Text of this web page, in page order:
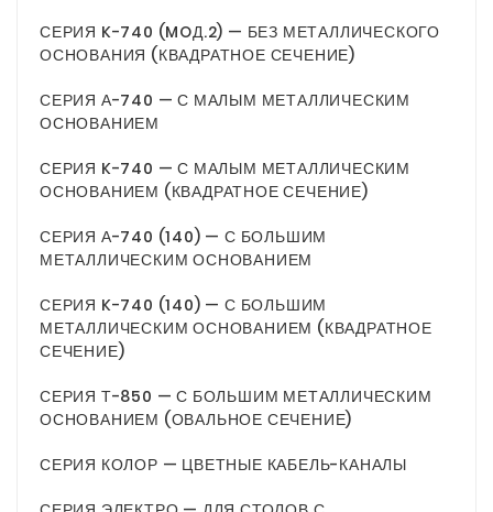
СЕРИЯ K-740 (MOД.2) — БЕЗ МЕТАЛЛИЧЕСКОГО
ОСНОВАНИЯ (КВАДРАТНОЕ СЕЧЕНИЕ)
СЕРИЯ А-740 — С МАЛЫМ МЕТАЛЛИЧЕСКИМ
ОСНОВАНИЕМ
СЕРИЯ K-740 — С МАЛЫМ МЕТАЛЛИЧЕСКИМ
ОСНОВАНИЕМ (КВАДРАТНОЕ СЕЧЕНИЕ)
СЕРИЯ А-740 (140) — С БОЛЬШИМ
МЕТАЛЛИЧЕСКИМ ОСНОВАНИЕМ
СЕРИЯ K-740 (140) — С БОЛЬШИМ
МЕТАЛЛИЧЕСКИМ ОСНОВАНИЕМ (КВАДРАТНОЕ
СЕЧЕНИЕ)
СЕРИЯ Т-850 — С БОЛЬШИМ МЕТАЛЛИЧЕСКИМ
ОСНОВАНИЕМ (ОВАЛЬНОЕ СЕЧЕНИЕ)
СЕРИЯ КОЛОР — ЦВЕТНЫЕ КАБЕЛЬ-КАНАЛЫ